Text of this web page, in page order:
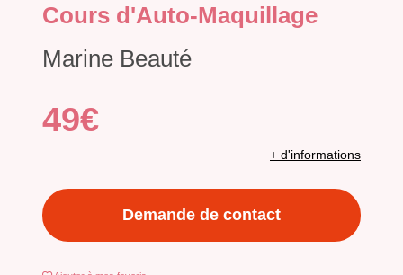
Cours d'Auto-Maquillage
Marine Beauté
49€
+ d'informations
Demande de contact